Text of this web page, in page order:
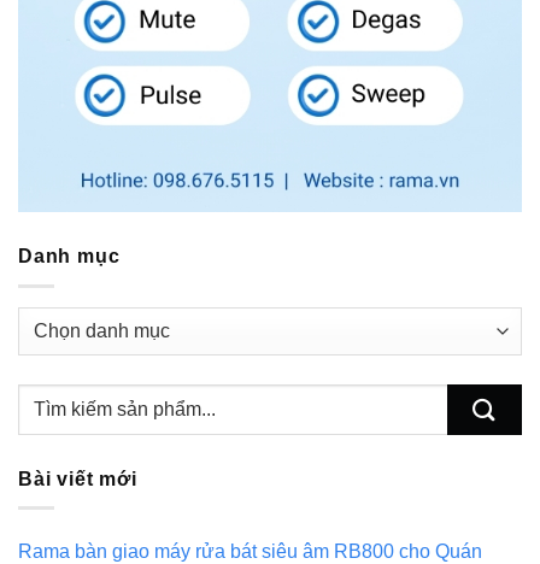
Danh mục
Danh
Bài viết mới
Rama bàn giao máy rửa bát siêu âm RB800 cho Quán